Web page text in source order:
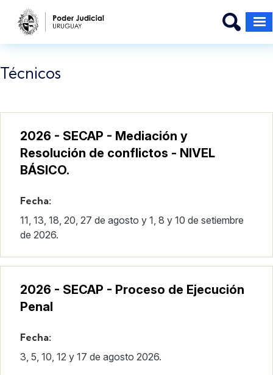
Pasar al contenido principal
Técnicos
2026 - SECAP - Mediación y
Resolución de conflictos - NIVEL
BÁSICO.
Fecha:
11, 13, 18, 20, 27 de agosto y 1, 8 y 10 de setiembre
de 2026.
2026 - SECAP - Proceso de Ejecución
Penal
Fecha:
3, 5, 10, 12 y 17 de agosto 2026.